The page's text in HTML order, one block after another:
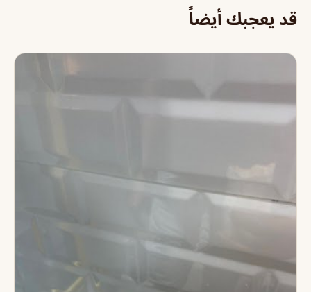
قد يعجبك أيضاً